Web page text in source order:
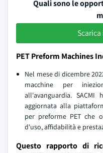
Quali sono le
PET Preform Machines
Nel mese di dicembre
macchine per
all'avanguardia.
aggiornata alla
per preforme PET che
d'uso, affidabilità e
Questo rapporto di